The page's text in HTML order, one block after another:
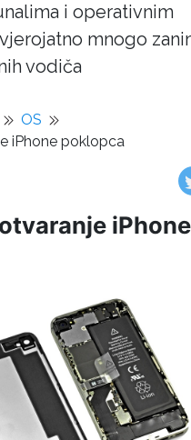
i operativnim
mnogo
vodiča
OS
iPhone poklopca
iPhone